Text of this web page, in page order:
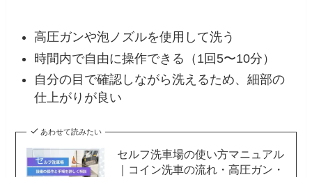
高圧ガンや泡ノズルを使用して洗う
時間内で自由に操作できる（1回5〜10分）
自分の目で確認しながら洗えるため、細部の
仕上がりが良い
あわせて読みたい
セルフ洗車場の使い方マニュアル
｜コイン洗車の流れ・高圧ガン・